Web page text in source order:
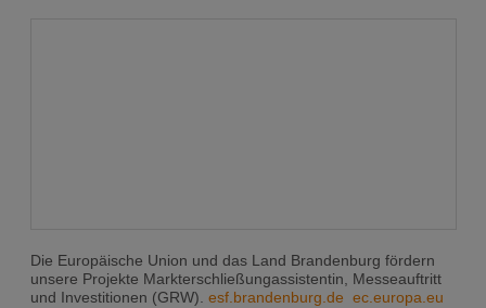
Die Europäische Union und das Land Brandenburg fördern
unsere Projekte Markterschließungassistentin, Messeauftritt
und Investitionen (GRW). esf.brandenburg.de ec.europa.eu